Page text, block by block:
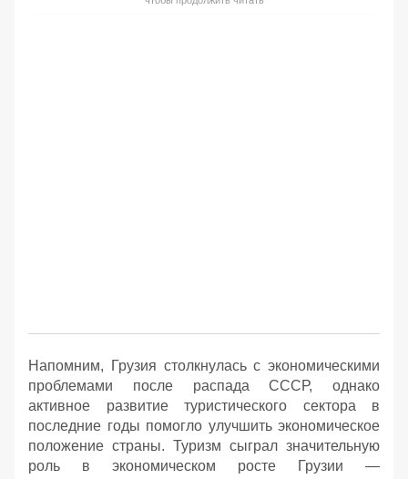
Напомним, Грузия столкнулась с экономическими
проблемами после распада СССР, однако
активное развитие туристического сектора в
последние годы помогло улучшить экономическое
положение страны. Туризм сыграл значительную
роль в экономическом росте Грузии —